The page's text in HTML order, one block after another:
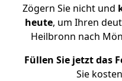
Zögern Sie nicht und
heute, um Ihren
Heilbronn nach
Füllen Sie jetzt das
Sie